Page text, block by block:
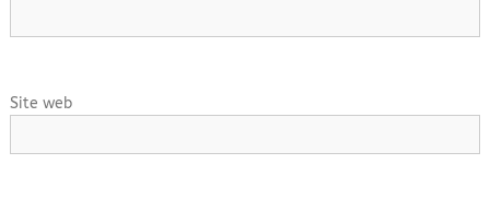
t
i
Site web